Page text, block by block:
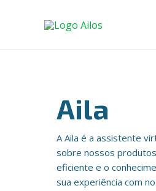
Aila
A Aila é a assistente
sobre nossos
eficiente e o
sua experiência com
de